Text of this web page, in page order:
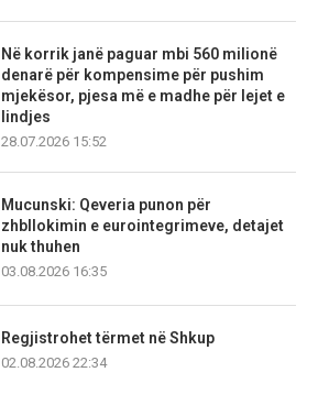
Në korrik janë paguar mbi 560 milionë
denarë për kompensime për pushim
mjekësor, pjesa më e madhe për lejet e
lindjes
28.07.2026 15:52
Mucunski: Qeveria punon për
zhbllokimin e eurointegrimeve, detajet
nuk thuhen
03.08.2026 16:35
Regjistrohet tërmet në Shkup
02.08.2026 22:34